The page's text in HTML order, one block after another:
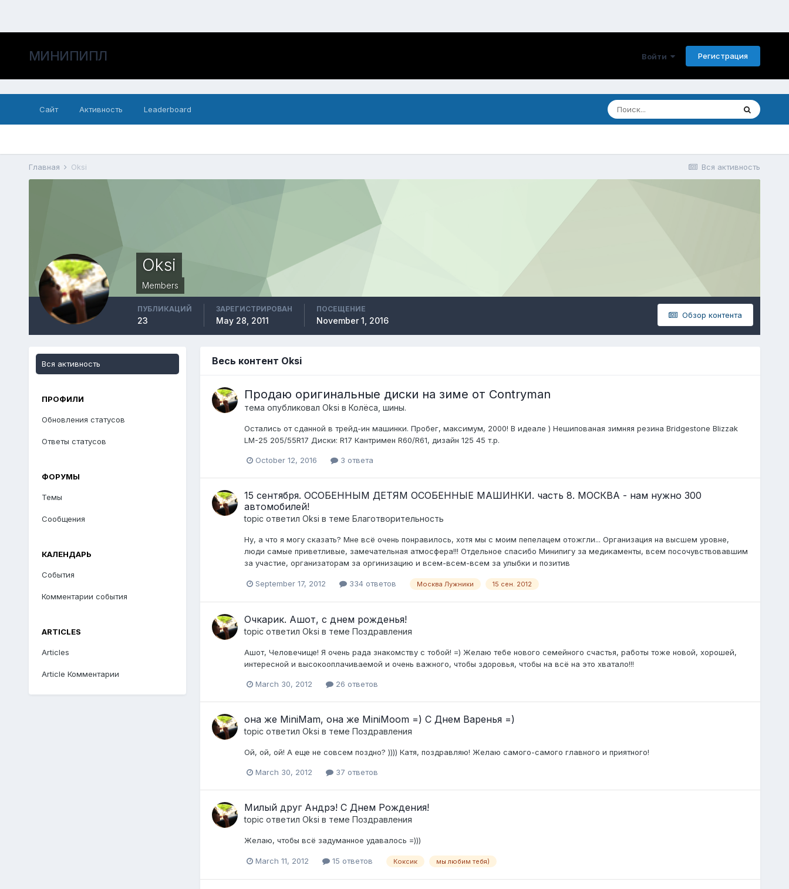
МИНИПИПЛ Войти Регистрация
Сайт Активность Leaderboard
Вся активность
Главная Oksi
Oksi
Members
Обзор контента
ПУБЛИКАЦИЙ
23
ЗАРЕГИСТРИРОВАН
May 28, 2011
ПОСЕЩЕНИЕ
November 1, 2016
Вся активность
ПРОФИЛИ
Обновления статусов
Ответы статусов
ФОРУМЫ
Темы
Сообщения
КАЛЕНДАРЬ
События
Комментарии события
ARTICLES
Articles
Article Комментарии
Весь контент Oksi
Продаю оригинальные диски на зиме от Contryman
тема опубликовал Oksi в Колёса, шины.
Остались от сданной в трейд-ин машинки. Пробег, максимум, 2000! В идеале ) Нешипованая зимняя резина Bridgestone Blizzak
LM-25 205/55R17 Диски: R17 Кантримен R60/R61, дизайн 125 45 т.р.
October 12, 2016 3 ответа
15 сентября. ОСОБЕННЫМ ДЕТЯМ ОСОБЕННЫЕ МАШИНКИ. часть 8. МОСКВА - нам нужно 300
автомобилей!
topic ответил Oksi в теме Благотворительность
Ну, а что я могу сказать? Мне всё очень понравилось, хотя мы с моим пепелацем отожгли... Организация на высшем уровне,
люди самые приветливые, замечательная атмосфера!!! Отдельное спасибо Минипигу за медикаменты, всем посочувствовавшим
за участие, организаторам за оргинизацию и всем-всем-всем за улыбки и позитив
September 17, 2012 334 ответов Москва Лужники 15 сен. 2012
Очкарик. Ашот, с днем рожденья!
topic ответил Oksi в теме Поздравления
Ашот, Человечище! Я очень рада знакомству с тобой! =) Желаю тебе нового семейного счастья, работы тоже новой, хорошей,
интересной и высокооплачиваемой и очень важного, чтобы здоровья, чтобы на всё на это хватало!!!
March 30, 2012 26 ответов
она же MiniMam, она же MiniMoom =) С Днем Варенья =)
topic ответил Oksi в теме Поздравления
Ой, ой, ой! А еще не совсем поздно? )))) Катя, поздравляю! Желаю самого-самого главного и приятного!
March 30, 2012 37 ответов
Милый друг Андрэ! С Днем Рождения!
topic ответил Oksi в теме Поздравления
Желаю, чтобы всё задуманное удавалось =)))
March 11, 2012 15 ответов Коксик мы любим тебя)